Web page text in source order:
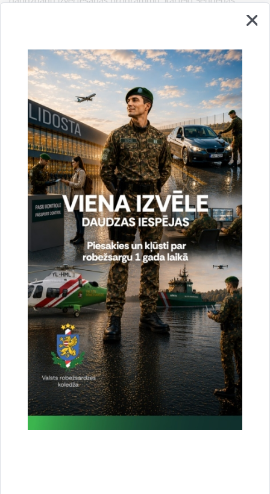
Padomes regulu, ar ko izveido izvērtēšanas un uzraudzības
datu aizsardzības, ārējās robežas, policijas sadarbības,
atgriešanas, Šengenas informācijas sistēmas pielietošanas un
vīzu politikas jomās.
sagatavoja:
Kristīne Pētersone
VRS GP Stratēģiskās attīstības un sabiedrisko attiecību
nodaļas galvenā inspektore
67075739, mob.28364592
kristine.petersone@rs.gov.lv
Saistītas tēmas
Aktualitātes: Jaunumi
Drukāt lapu
Dalīties